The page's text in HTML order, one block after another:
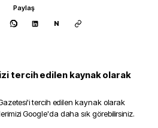
Paylaş
N
tercih edilen kaynak olarak
'i tercih edilen kaynak olarak
Google'da daha sık görebilirsiniz.